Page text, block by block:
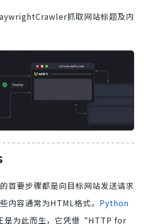
抓取网站标题及内
首要步骤都是向目标网站发送请求
内容通常为HTML格式。 Python
是为此而生，它凭借“HTTP for